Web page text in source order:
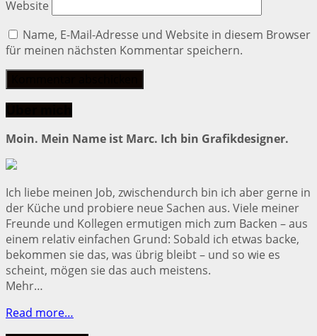
Website
Name, E-Mail-Adresse und Website in diesem Browser
für meinen nächsten Kommentar speichern.
Moin. Mein Name ist Marc. Ich bin Grafikdesigner.
Ich liebe meinen Job, zwischendurch bin ich aber gerne in
der Küche und probiere neue Sachen aus. Viele meiner
Freunde und Kollegen ermutigen mich zum Backen – aus
einem relativ einfachen Grund: Sobald ich etwas backe,
bekommen sie das, was übrig bleibt – und so wie es
scheint, mögen sie das auch meistens.
Mehr…
Read more…